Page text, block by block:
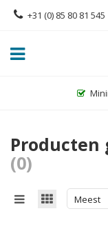
+31 (0) 85 80 81 545
Producten
(0)
Meest